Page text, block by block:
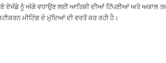
ਏਜੰਡੇ ਨੂੰ ਅੱਗੇ ਵਧਾਉਣ ਲਈ ਆਤਿਸ਼ੀ ਦੀਆਂ ਟਿੱਪਣੀਆਂ ਅਤੇ ਅਕਾਲ
ਮੀਟਿੰਗ ਦੇ ਮੁੱਦਿਆਂ ਦੀ ਵਰਤੋਂ ਕਰ ਰਹੀ ਹੈ।